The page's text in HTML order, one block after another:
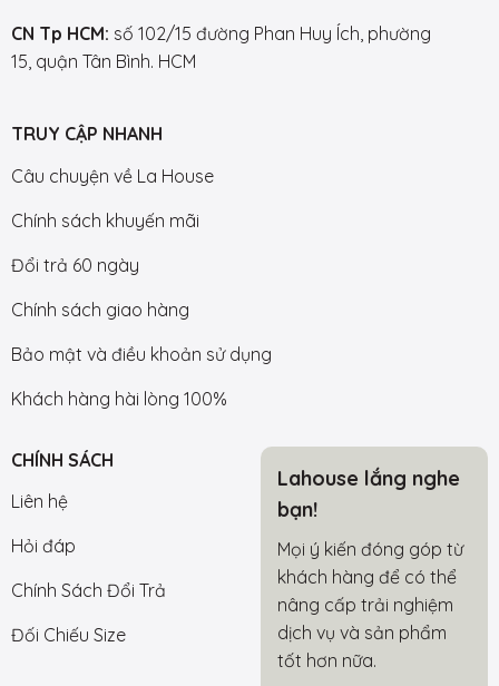
CN Tp HCM: số 102/15 đường Phan Huy Ích, phường
15, quận Tân Bình. HCM
TRUY CẬP NHANH
Câu chuyện về La House
Chính sách khuyến mãi
Đổi trả 60 ngày
Chính sách giao hàng
Bảo mật và điều khoản sử dụng
Khách hàng hài lòng 100%
CHÍNH SÁCH
Liên hệ
Hỏi đáp
Chính Sách Đổi Trả
Đối Chiếu Size
Lahouse lắng nghe
bạn!
Mọi ý kiến đóng góp từ
khách hàng để có thể
nâng cấp trải nghiệm
dịch vụ và sản phẩm
tốt hơn nữa.